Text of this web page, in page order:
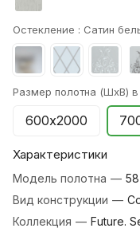
Остекление : Сатин
Размер полотна (ШхВ)
600х2000
Характеристики
Модель полотна —
Вид конструкции —
Коллекция — Future.